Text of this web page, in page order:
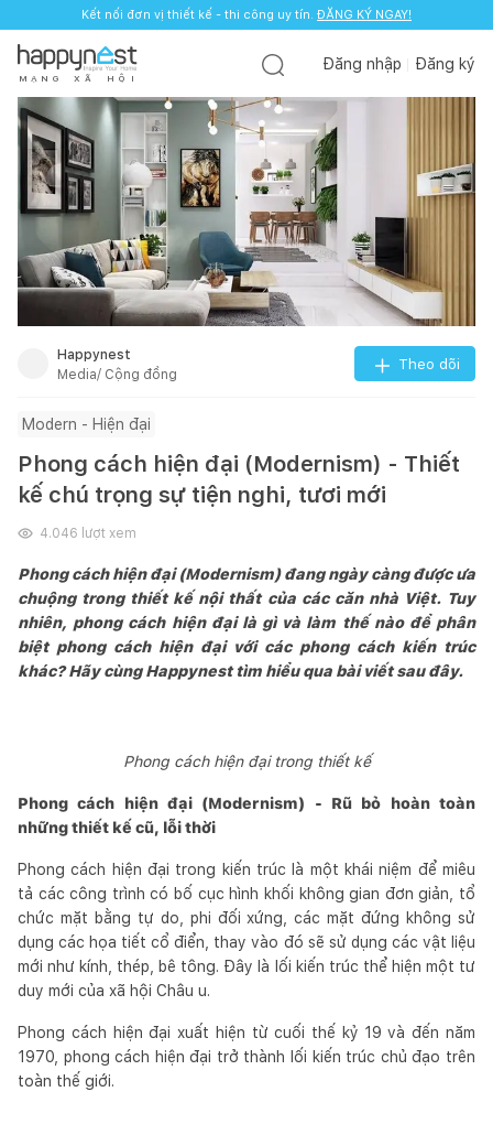
Kết nối đơn vị thiết kế - thi công uy tín. ĐĂNG KÝ NGAY!
M Ạ N G X Ã H Ộ I
Đăng nhập Đăng ký
Happynest
Media/ Cộng đồng
Theo dõi
Modern - Hiện đại
Phong cách hiện đại (Modernism) - Thiết
kế chú trọng sự tiện nghi, tươi mới
4.046 lượt xem
Phong cách hiện đại (Modernism) đang ngày càng được ưa
chuộng trong thiết kế nội thất của các căn nhà Việt. Tuy
nhiên, phong cách hiện đại là gì và làm thế nào để phân
biệt phong cách hiện đại với các phong cách kiến trúc
khác? Hãy cùng Happynest tìm hiểu qua bài viết sau đây.
Phong cách hiện đại trong thiết kế
Phong cách hiện đại (Modernism) - Rũ bỏ hoàn toàn
những thiết kế cũ, lỗi thời
Phong cách hiện đại trong kiến trúc là một khái niệm để miêu
tả các công trình có bố cục hình khối không gian đơn giản, tổ
chức mặt bằng tự do, phi đối xứng, các mặt đứng không sử
dụng các họa tiết cổ điển, thay vào đó sẽ sử dụng các vật liệu
mới như kính, thép, bê tông. Đây là lối kiến trúc thể hiện một tư
duy mới của xã hội Châu u.
Phong cách hiện đại xuất hiện từ cuối thế kỷ 19 và đến năm
1970, phong cách hiện đại trở thành lối kiến trúc chủ đạo trên
toàn thế giới.